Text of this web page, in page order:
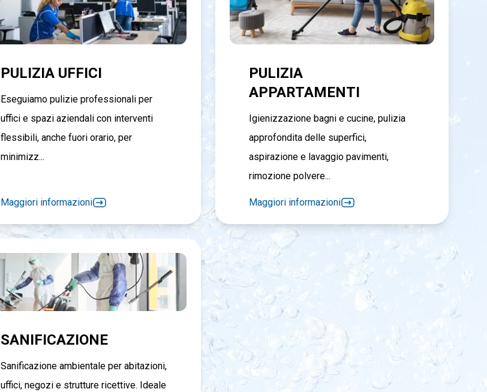
PULIZIA UFFICI
Eseguiamo pulizie professionali per
uffici e spazi aziendali con interventi
flessibili, anche fuori orario, per
minimizz...
Maggiori informazioni
PULIZIA
APPARTAMENTI
Igienizzazione bagni e cucine, pulizia
approfondita delle superfici,
aspirazione e lavaggio pavimenti,
rimozione polvere...
Maggiori informazioni
SANIFICAZIONE
Sanificazione ambientale per abitazioni,
uffici, negozi e strutture ricettive. Ideale